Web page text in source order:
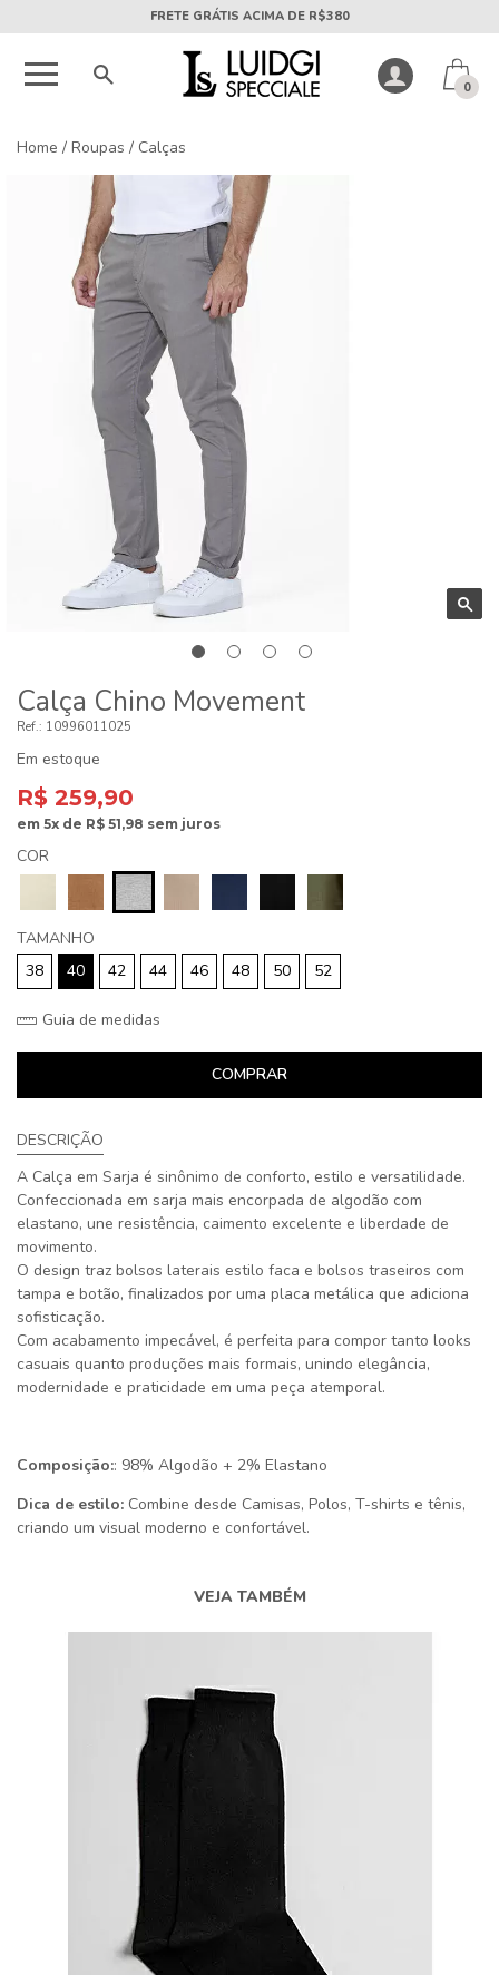
5X SEM JUROS PARCELA MÍNIMA DE R$50
0
Home / Roupas / Calças
Calça Chino Movement
10996011025
Em estoque
R$ 259,90
em 5x de R$ 51,98 sem juros
COR
TAMANHO
38
40 42 44 46 48 50 52
Guia de medidas
COMPRAR
DESCRIÇÃO
A Calça em Sarja é sinônimo de conforto, estilo e versatilidade.
Confeccionada em sarja mais encorpada de algodão com
elastano, une resistência, caimento excelente e liberdade de
movimento.
O design traz bolsos laterais estilo faca e bolsos traseiros com
tampa e botão, finalizados por uma placa metálica que adiciona
sofisticação.
Com acabamento impecável, é perfeita para compor tanto looks
casuais quanto produções mais formais, unindo elegância,
modernidade e praticidade em uma peça atemporal.
Composição:: 98% Algodão + 2% Elastano
Dica de estilo: Combine desde Camisas, Polos, T-shirts e tênis,
criando um visual moderno e confortável.
VEJA TAMBÉM